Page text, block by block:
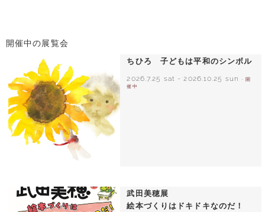
開催中の展覧会
ちひろ 子どもは平和のシンボル
2026.7.25 sat - 2026.10.25 sun
- 開
催中
武田美穂展
絵本づくりはドキドキなのだ！